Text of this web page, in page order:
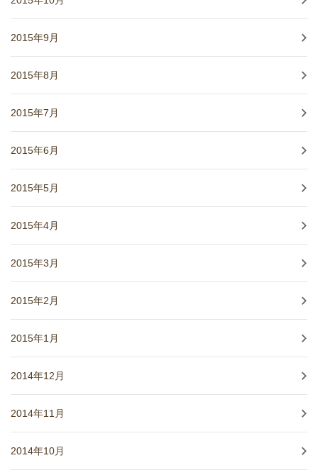
2015年9月
2015年8月
2015年7月
2015年6月
2015年5月
2015年4月
2015年3月
2015年2月
2015年1月
2014年12月
2014年11月
2014年10月